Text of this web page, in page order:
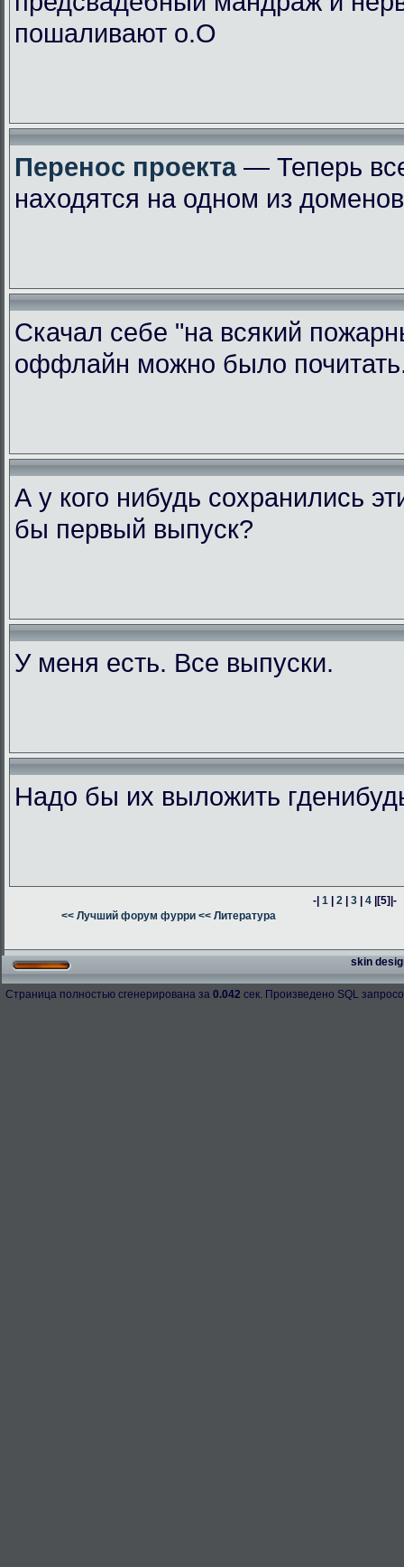
пошаливают о.О
Перенос проекта— Теперь
находятся на одном из
Скачал себе "на всякий
оффлайн можно было
А у кого нибудь сохранились
бы первый выпуск?
У меня есть. Все выпуски.
Надо бы их выложить
-|1 |2 |3 |4 |[5]|-
<< Лучший форум фурри << Литература
skin
Страница полностью сгенерирована за 0.042 сек. Произведено SQL